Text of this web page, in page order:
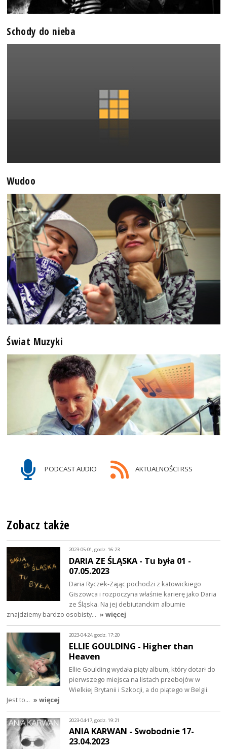
Schody do nieba
Wudoo
Świat Muzyki
PODCAST AUDIO AKTUALNOŚCI RSS
Zobacz także
2023-05-01, godz. 16:23
DARIA ZE ŚLĄSKA - Tu była 01 -
07.05.2023
Daria Ryczek-Zając pochodzi z katowickiego
Giszowca i rozpoczyna właśnie karierę jako Daria
ze Śląska. Na jej debiutanckim albumie
znajdziemy bardzo osobisty… » więcej
2023-04-24, godz. 17:20
ELLIE GOULDING - Higher than
Heaven
Ellie Goulding wydała piąty album, który dotarł do
pierwszego miejsca na listach przebojów w
Wielkiej Brytanii i Szkocji, a do piątego w Belgii.
Jest to… » więcej
2023-04-17, godz. 19:21
ANIA KARWAN - Swobodnie 17-
23.04.2023